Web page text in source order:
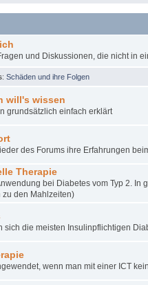
und Diskussionen, die nicht in
: Schäden und ihre Folgen
will's wissen
grundsätzlich einfach erklärt
des Forums ihre Erfahrungen
Therapie
bei Diabetes vom Typ 2.
zu den Mahlzeiten)
sich die meisten Insulinpflichtigen
wenn man mit einer ICT